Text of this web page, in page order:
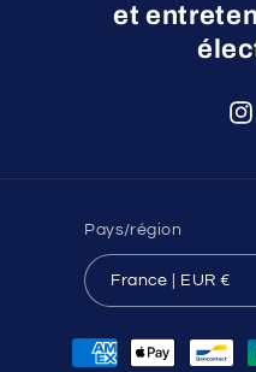
et
Pays/région
France | EUR €
Moyens